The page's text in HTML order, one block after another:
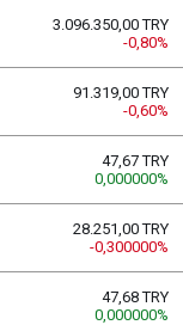
3.096.350,00 TRY
-0,80%
91.319,00 TRY
-0,60%
47,67 TRY
0,000000%
28.251,00 TRY
-0,300000%
47,68 TRY
0,000000%